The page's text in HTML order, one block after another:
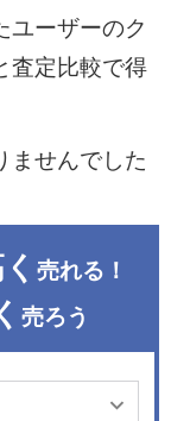
ユーザーのク
査定比較で得
ませんでした
売れる！
売ろう